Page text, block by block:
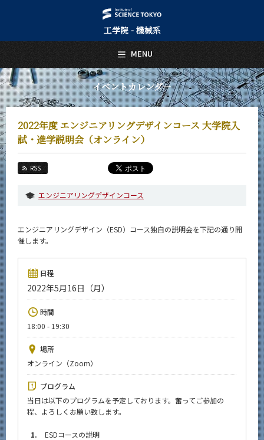
工学院 - 機械系
イベントカレンダー
2022年度 エンジニアリングデザインコース 大学院入
試・進学説明会（オンライン）
RSS
エンジニアリングデザインコース
エンジニアリングデザイン（ESD）コース独自の説明会を下記の通り開
催します。
日程
2022年5月16日（月）
時間
18:00 - 19:30
場所
オンライン（Zoom）
プログラム
当日は以下のプログラムを予定しております。奮ってご参加の
程、よろしくお願い致します。
1.
ESDコースの説明
MENU
日本語 English
トップページ
Top Page
機械系について
About Us
教育
Education
教員・研究室
Faculty and Laboratories
未来
入学案内
Admissions
News
今後のイベント
今後の課程別イベント
年別アーカイブ